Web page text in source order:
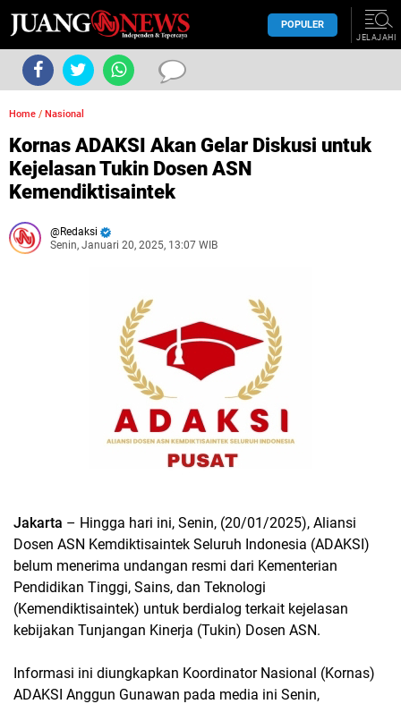
POPULER
JELAJAHI
Home / Nasional
Kornas ADAKSI Akan Gelar Diskusi untuk
Kejelasan Tukin Dosen ASN
Kemendiktisaintek
Redaksi
Senin, Januari 20, 2025, 13:07 WIB
Jakarta – Hingga hari ini, Senin, (20/01/2025), Aliansi
Dosen ASN Kemdiktisaintek Seluruh Indonesia (ADAKSI)
belum menerima undangan resmi dari Kementerian
Pendidikan Tinggi, Sains, dan Teknologi
(Kemendiktisaintek) untuk berdialog terkait kejelasan
kebijakan Tunjangan Kinerja (Tukin) Dosen ASN.
Informasi ini diungkapkan Koordinator Nasional (Kornas)
ADAKSI Anggun Gunawan pada media ini Senin,